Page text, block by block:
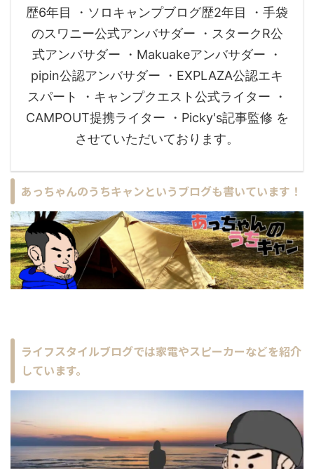
歴6年目 ・ソロキャンプブログ歴2年目 ・手袋
のスワニー公式アンバサダー ・スタークR公
式アンバサダー ・Makuakeアンバサダー ・
pipin公認アンバサダー ・EXPLAZA公認エキ
スパート ・キャンプクエスト公式ライター ・
CAMPOUT提携ライター ・Picky's記事監修 を
させていただいております。
あっちゃんのうちキャンというブログも書いています！
ライフスタイルブログでは家電やスピーカーなどを紹介
しています。